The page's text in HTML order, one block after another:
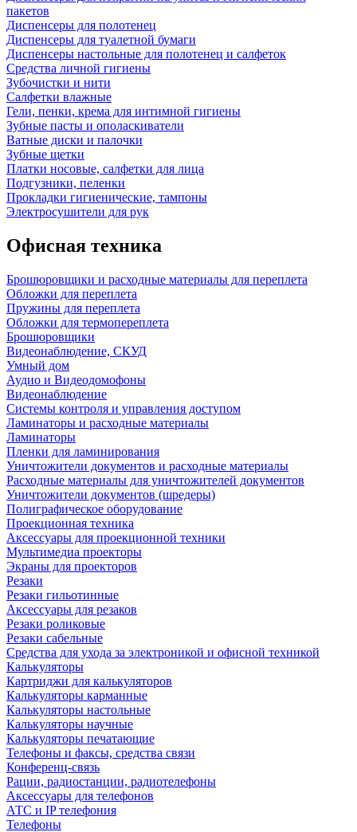
пакетов
Диспенсеры для полотенец
Диспенсеры для туалетной бумаги
Диспенсеры настольные для полотенец и салфеток
Средства личной гигиены
Зубочистки и нити
Салфетки влажные
Гели, пенки, крема для интимной гигиены
Зубные пасты и ополаскиватели
Ватные диски и палочки
Зубные щетки
Платки носовые, салфетки для лица
Подгузники, пеленки
Прокладки гигиенические, тампоны
Электросушители для рук
Офисная техника
Брошюровщики и расходные материалы для переплета
Обложки для переплета
Пружины для переплета
Обложки для термопереплета
Брошюровщики
Видеонаблюдение, СКУД
Умный дом
Аудио и Видеодомофоны
Видеонаблюдение
Системы контроля и управления доступом
Ламинаторы и расходные материалы
Ламинаторы
Пленки для ламинирования
Уничтожители документов и расходные материалы
Расходные материалы для уничтожителей документов
Уничтожители документов (шредеры)
Полиграфическое оборудование
Проекционная техника
Аксессуары для проекционной техники
Мультимедиа проекторы
Экраны для проекторов
Резаки
Резаки гильотинные
Аксессуары для резаков
Резаки роликовые
Резаки сабельные
Средства для ухода за электроникой и офисной техникой
Калькуляторы
Картриджи для калькуляторов
Калькуляторы карманные
Калькуляторы настольные
Калькуляторы научные
Калькуляторы печатающие
Телефоны и факсы, средства связи
Конференц-связь
Рации, радиостанции, радиотелефоны
Аксессуары для телефонов
АТС и IP телефония
Телефоны